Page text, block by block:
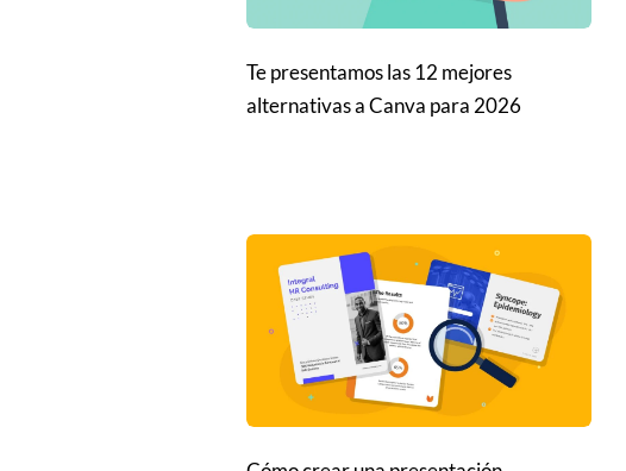
Te presentamos las 12 mejores
alternativas a Canva para 2026